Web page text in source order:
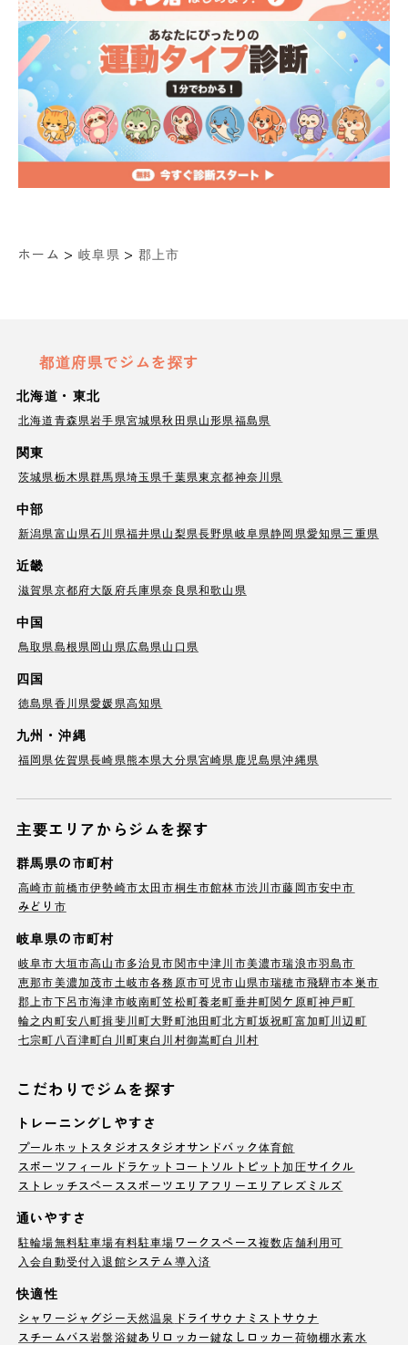
ホーム > 岐阜県 > 郡上市
都道府県でジムを探す
北海道・東北
北海道青森県岩手県宮城県秋田県山形県福島県
関東
茨城県栃木県群馬県埼玉県千葉県東京都神奈川県
中部
新潟県富山県石川県福井県山梨県長野県岐阜県静岡県愛知県三重県
近畿
滋賀県京都府大阪府兵庫県奈良県和歌山県
中国
鳥取県島根県岡山県広島県山口県
四国
徳島県香川県愛媛県高知県
九州・沖縄
福岡県佐賀県長崎県熊本県大分県宮崎県 鹿児島県沖縄県
主要エリアからジムを探す
群馬県の市町村
高崎市前橋市伊勢崎市太田市桐生市館林市渋川市藤岡市安中市
みどり市
岐阜県の市町村
岐阜市大垣市高山市多治見市関市中津川市美濃市瑞浪市羽島市
恵那市美濃加茂市土岐市各務原市可児市山県市瑞穂市飛騨市本巣市
郡上市下呂市海津市岐南町笠松町養老町垂井町関ケ原町神戸町
輪之内町安八町揖斐川町大野町池田町北方町坂祝町富加町川辺町
七宗町 八百津町白川町東白川村御嵩町白川村
こだわりでジムを探す
トレーニングしやすさ
プールホットスタジオ スタジオサンドバック体育館
スポーツフィールド ラケットコート ソルトピット加圧サイクル
ストレッチスペース スポーツエリア フリーエリア レズミルズ
通いやすさ
駐輪場無料駐車場有料駐車場ワークスペース複数店舗利用可
入会自動受付 入退館システム導入済
快適性
シャワージャグジー天然温泉 ドライサウナ ミストサウナ
スチームバス岩盤浴鍵ありロッカー鍵なしロッカー荷物棚水素水